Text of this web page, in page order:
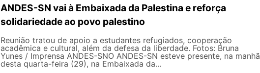
ANDES-SN vai à Embaixada da Palestina e reforça
solidariedade ao povo palestino
Reunião tratou de apoio a estudantes refugiados, cooperação
acadêmica e cultural, além da defesa da liberdade. Fotos: Bruna
Yunes / Imprensa ANDES-SN​​​ O ANDES-SN esteve presente, na manhã
desta quarta-feira (29), na Embaixada da...